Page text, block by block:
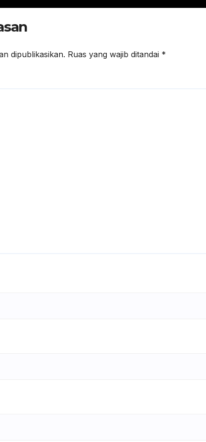
dipublikasikan. Ruas yang wajib ditandai *